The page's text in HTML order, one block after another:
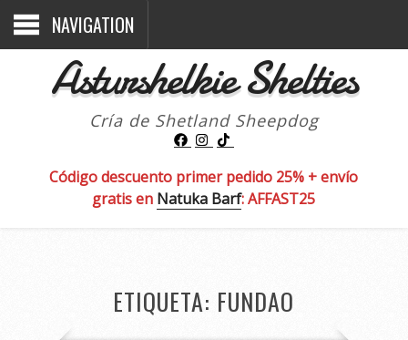
NAVIGATION
Asturshelkie Shelties
Cría de Shetland Sheepdog
Código descuento primer pedido 25% + envío
gratis en Natuka Barf: AFFAST25
ETIQUETA: FUNDAO